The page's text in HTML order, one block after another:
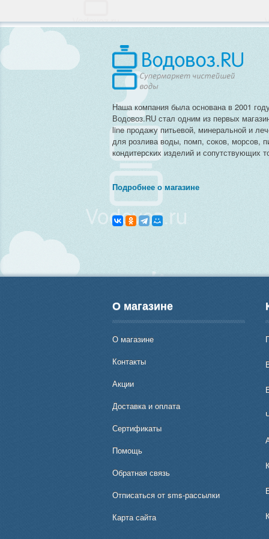
Наша компания была основана в 2001
Водовоз.RU стал одним из первых
line продажу питьевой, минеральной и
для розлива воды, помп, соков, морсов,
кондитерских изделий и сопутствующих
Подробнее о магазине
О магазине
О магазине
Контакты
Акции
Доставка и оплата
Сертификаты
Помощь
Обратная связь
Отписаться от sms-рассылки
Карта сайта